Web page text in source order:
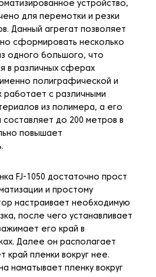
устройство,
для перемотки и резки
Данный агрегат позволяет
сформировать несколько
одного большого, что
в различных сферах
полиграфической и
работает с различными
из полимера, а его
до 200 метров в
повышает
FJ-1050 достаточно прост
и простому
настраивает необходимую
после чего устанавливает
его край в
Далее он располагает
край пленки вокруг нее.
наматывает пленку вокруг